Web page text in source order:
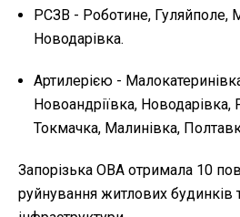
РСЗВ - Роботине, Гуляйполе,
Новодарівка.
Артилерією -
Новоандріївка,
Токмачка, Малинівка,
Запорізька ОВА отримала 10
руйнування житлових будинків